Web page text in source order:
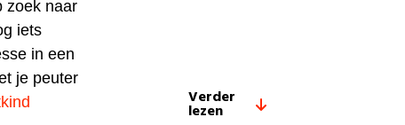
zoek naar
iets
in een
je peuter
Verder
lezen